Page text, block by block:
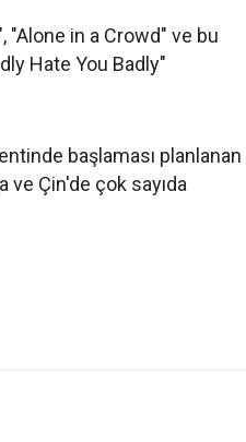
"Alone in a Crowd" ve bu
Hate You Badly"
başlaması planlanan
ve Çin'de çok sayıda